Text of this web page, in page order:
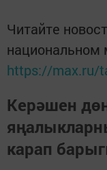
Читайте
https://max.ru/
Керәшен
карап